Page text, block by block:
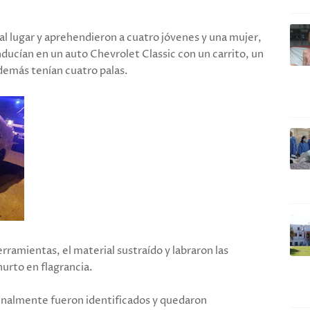
lugar y aprehendieron a cuatro jóvenes y una mujer,
en un auto Chevrolet Classic con un carrito, un
tenían cuatro palas.
el material sustraído y labraron las
en flagrancia.
fueron identificados y quedaron